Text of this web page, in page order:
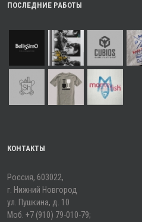
ПОСЛЕДНИЕ РАБОТЫ
КОНТАКТЫ
Россия, 603022,
г. Нижний Новгород
ул. Пушкина, д. 10
Моб. +7 (910) 79-010-79;